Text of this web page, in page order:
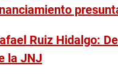
Ruiz Hidalgo:
la JNJ